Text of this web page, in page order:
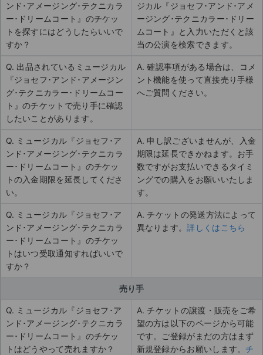
ンド･アメージング･テクニカラ
ー･ドリームコート』のチケッ
トを探すにはどうしたらいいで
すか？
ジカル『ジョセフ･アンド･アメ
ージング･テクニカラー･ドリー
ムコート』と入力いただくと該
当の公演を検索できます。
Q. 出品されているミュージカル
『ジョセフ･アンド･アメージン
グ･テクニカラー･ドリームコー
ト』のチケットで売り手に確認
したいことがあります。
A. 確認事項がある場合は、コメ
ント機能を使って直接売り手様
へご質問ください。
Q. ミュージカル『ジョセフ･ア
ンド･アメージング･テクニカラ
ー･ドリームコート』のチケッ
トの入金期限を延長してくださ
い。
A. 申し訳ございませんが、入金
期限は延長できかねます。お手
数ですがお支払いできるタイミ
ングでの購入をお願いいたしま
す。
Q. ミュージカル『ジョセフ･ア
ンド･アメージング･テクニカラ
ー･ドリームコート』のチケッ
トはいつ受取通知すればいいで
すか？
A. チケットの発送方法によって
異なります。詳しくはこちら
売り手
Q. ミュージカル『ジョセフ･ア
ンド･アメージング･テクニカラ
ー･ドリームコート』のチケッ
トはどうやって売れますか？
A. チケットの譲渡・販売をご希
望の方は以下のページから可能
です。ご登録がまだの方はまず
新規登録からお願いします。 チ